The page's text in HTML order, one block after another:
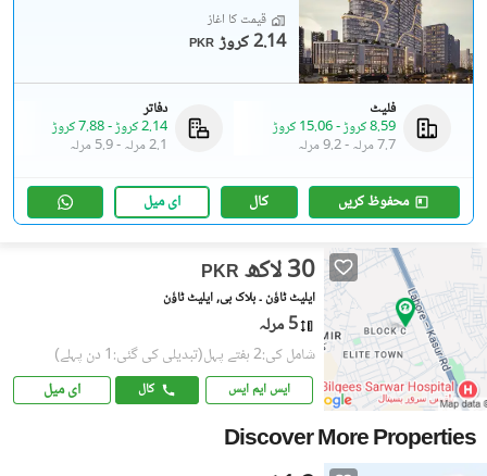
قیمت کا آغاز
PKR 2.14 کروڑ
فلیٹ
8.59 کروڑ
-15.06 کروڑ
7.7 مرلہ
-9.2 مرلہ
دفاتر
2.14 کروڑ
-7.88 کروڑ
2.1 مرلہ
-5.9 مرلہ
محفوظ کریں کال ای میل
PKR 30 لاکھ
ایلیٹ ٹاؤن ۔ بلاک بی, ایلیٹ ٹاؤن
5 مرلہ
شامل کی:2 ہفتے پہل (تبدیلی کی گئی:1 دن پہلے)
ایس ایم ایس کال ای میل
Discover More Properties